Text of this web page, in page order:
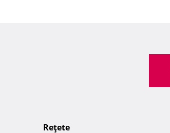
Reţete